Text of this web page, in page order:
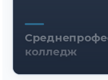
колледж